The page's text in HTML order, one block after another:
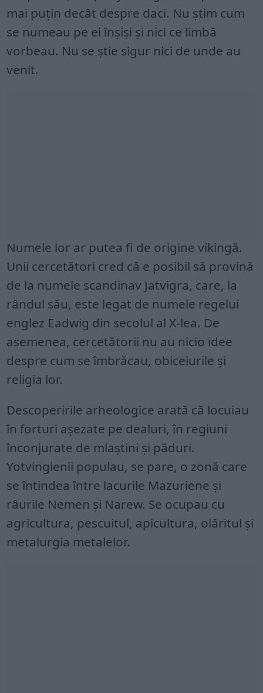
mai puțin decât despre daci. Nu știm cum
se numeau pe ei înșiși și nici ce limbă
vorbeau. Nu se știe sigur nici de unde au
venit.
Numele lor ar putea fi de origine vikingă.
Unii cercetători cred că e posibil să provină
de la numele scandinav Jatvigra, care, la
rândul său, este legat de numele regelui
englez Eadwig din secolul al X-lea. De
asemenea, cercetătorii nu au nicio idee
despre cum se îmbrăcau, obiceiurile și
religia lor.
Descoperirile arheologice arată că locuiau
în forturi așezate pe dealuri, în regiuni
înconjurate de mlaștini și păduri.
Yotvingienii populau, se pare, o zonă care
se întindea între lacurile Mazuriene și
râurile Nemen și Narew. Se ocupau cu
agricultura, pescuitul, apicultura, olăritul și
metalurgia metalelor.